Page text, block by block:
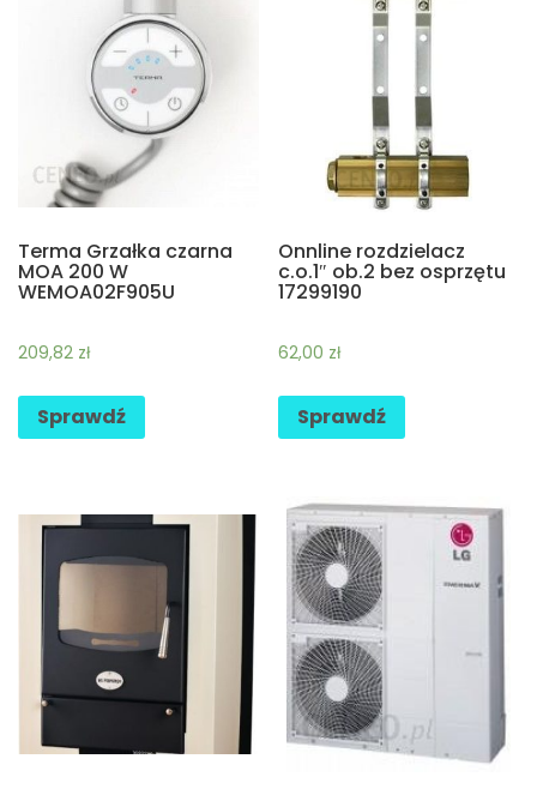
Terma Grzałka czarna
MOA 200 W
WEMOA02F905U
209,82 zł
Sprawdź
Onnline rozdzielacz
c.o.1″ ob.2 bez osprzętu
17299190
62,00 zł
Sprawdź